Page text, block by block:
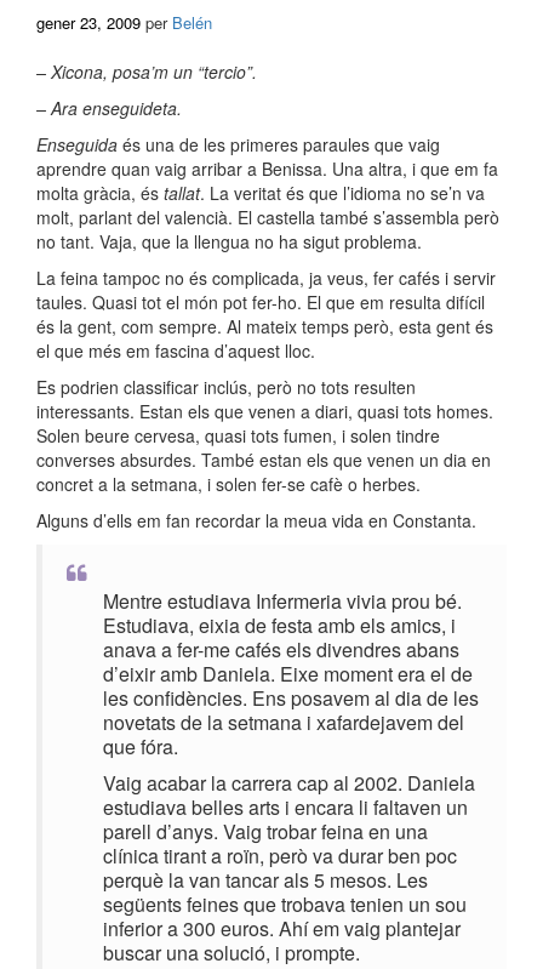
gener 23, 2009 per Belén
– Xicona, posa’m un “tercio”.
– Ara enseguideta.
Enseguida és una de les primeres paraules que vaig
aprendre quan vaig arribar a Benissa. Una altra, i que em fa
molta gràcia, és tallat. La veritat és que l’idioma no se’n va
molt, parlant del valencià. El castella també s’assembla però
no tant. Vaja, que la llengua no ha sigut problema.
La feina tampoc no és complicada, ja veus, fer cafés i servir
taules. Quasi tot el món pot fer-ho. El que em resulta difícil
és la gent, com sempre. Al mateix temps però, esta gent és
el que més em fascina d’aquest lloc.
Es podrien classificar inclús, però no tots resulten
interessants. Estan els que venen a diari, quasi tots homes.
Solen beure cervesa, quasi tots fumen, i solen tindre
converses absurdes. També estan els que venen un dia en
concret a la setmana, i solen fer-se cafè o herbes.
Alguns d’ells em fan recordar la meua vida en Constanta.
Mentre estudiava Infermeria vivia prou bé.
Estudiava, eixia de festa amb els amics, i
anava a fer-me cafés els divendres abans
d’eixir amb Daniela. Eixe moment era el de
les confidències. Ens posavem al dia de les
novetats de la setmana i xafardejavem del
que fóra.
Vaig acabar la carrera cap al 2002. Daniela
estudiava belles arts i encara li faltaven un
parell d’anys. Vaig trobar feina en una
clínica tirant a roïn, però va durar ben poc
perquè la van tancar als 5 mesos. Les
següents feines que trobava tenien un sou
inferior a 300 euros. Ahí em vaig plantejar
buscar una solució, i prompte.